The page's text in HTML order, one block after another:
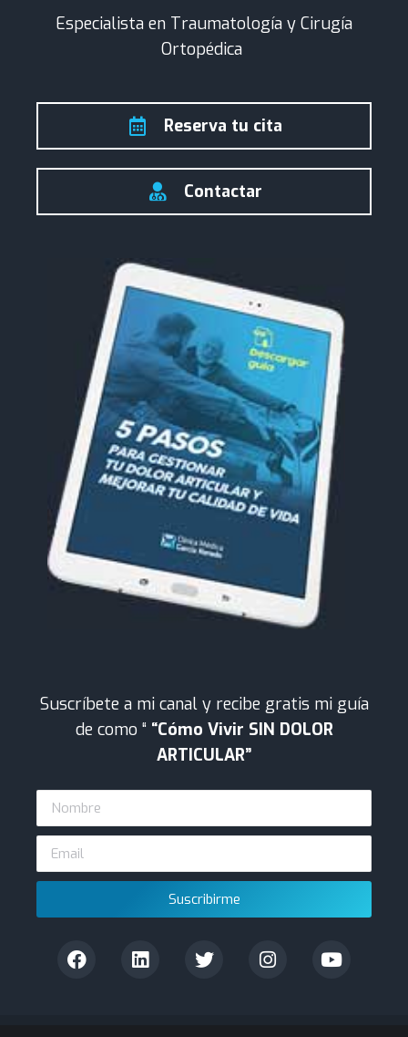
Especialista en Traumatología y Cirugía
Ortopédica
Reserva tu cita
Contactar
Suscríbete a mi canal y recibe gratis mi guía
de como “ “Cómo Vivir SIN DOLOR
ARTICULAR”
Suscribirme